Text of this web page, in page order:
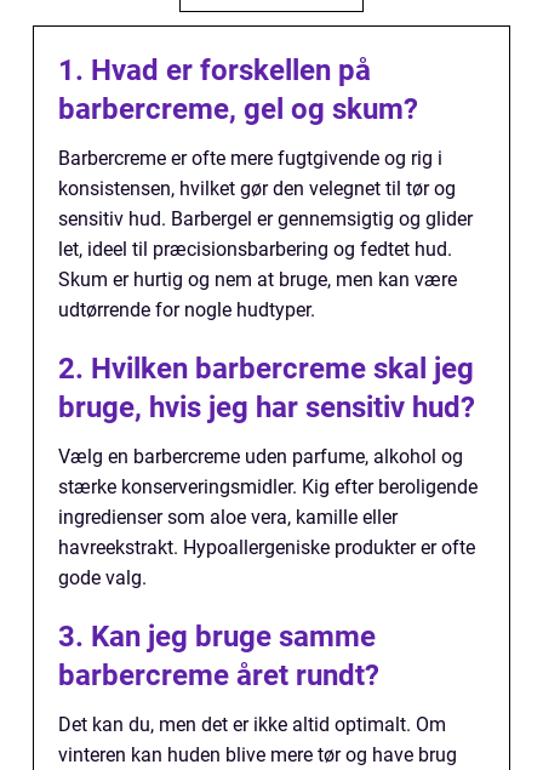
1. Hvad er forskellen på
barbercreme, gel og skum?
Barbercreme er ofte mere fugtgivende og rig i
konsistensen, hvilket gør den velegnet til tør og
sensitiv hud. Barbergel er gennemsigtig og glider
let, ideel til præcisionsbarbering og fedtet hud.
Skum er hurtig og nem at bruge, men kan være
udtørrende for nogle hudtyper.
2. Hvilken barbercreme skal jeg
bruge, hvis jeg har sensitiv hud?
Vælg en barbercreme uden parfume, alkohol og
stærke konserveringsmidler. Kig efter beroligende
ingredienser som aloe vera, kamille eller
havreekstrakt. Hypoallergeniske produkter er ofte
gode valg.
3. Kan jeg bruge samme
barbercreme året rundt?
Det kan du, men det er ikke altid optimalt. Om
vinteren kan huden blive mere tør og have brug